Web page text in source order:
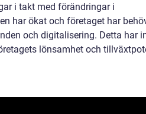
i takt med förändringar i
har ökat och företaget har
och digitalisering. Detta har
lönsamhet och